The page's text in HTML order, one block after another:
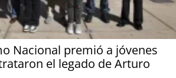
Nacional premió a jóvenes
el legado de Arturo